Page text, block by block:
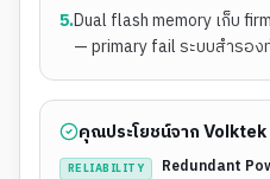
5.Dual flash memory เก็บ
— primary fail ระบบสำรอง
คุณประโยชน์จาก
RELIABILITY
Redundant